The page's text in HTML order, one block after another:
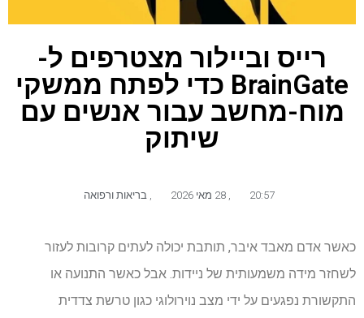
רייס וביילור מצטרפים ל-
BrainGate כדי לפתח ממשקי
מוח-מחשב עבור אנשים עם
שיתוק
20:57 28 מאי 2026 בריאות ורפואה
כאשר אדם מאבד איבר, תותבת יכולה לעתים קרובות לעזור
לשחזר מידה משמעותית של ניידות. אבל כאשר התנועה או
התקשורת נפגעים על ידי מצב נוירולוגי כגון טרשת צדדית